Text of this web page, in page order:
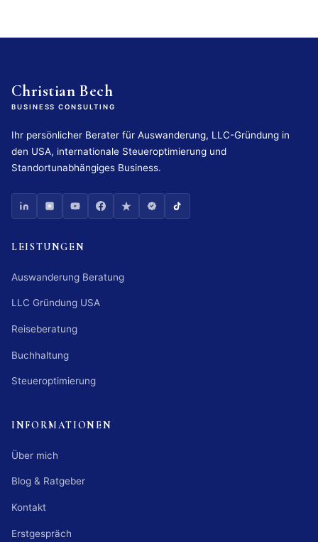
Christian Bech
BUSINESS CONSULTING
Ihr persönlicher Berater für Auswanderung, LLC-Gründung in
den USA, internationale Steueroptimierung und
Standortunabhängiges Business.
LEISTUNGEN
Auswanderung Beratung
LLC Gründung USA
Reiseberatung
Buchhaltung
Steueroptimierung
INFORMATIONEN
Über mich
Blog & Ratgeber
Kontakt
Erstgespräch